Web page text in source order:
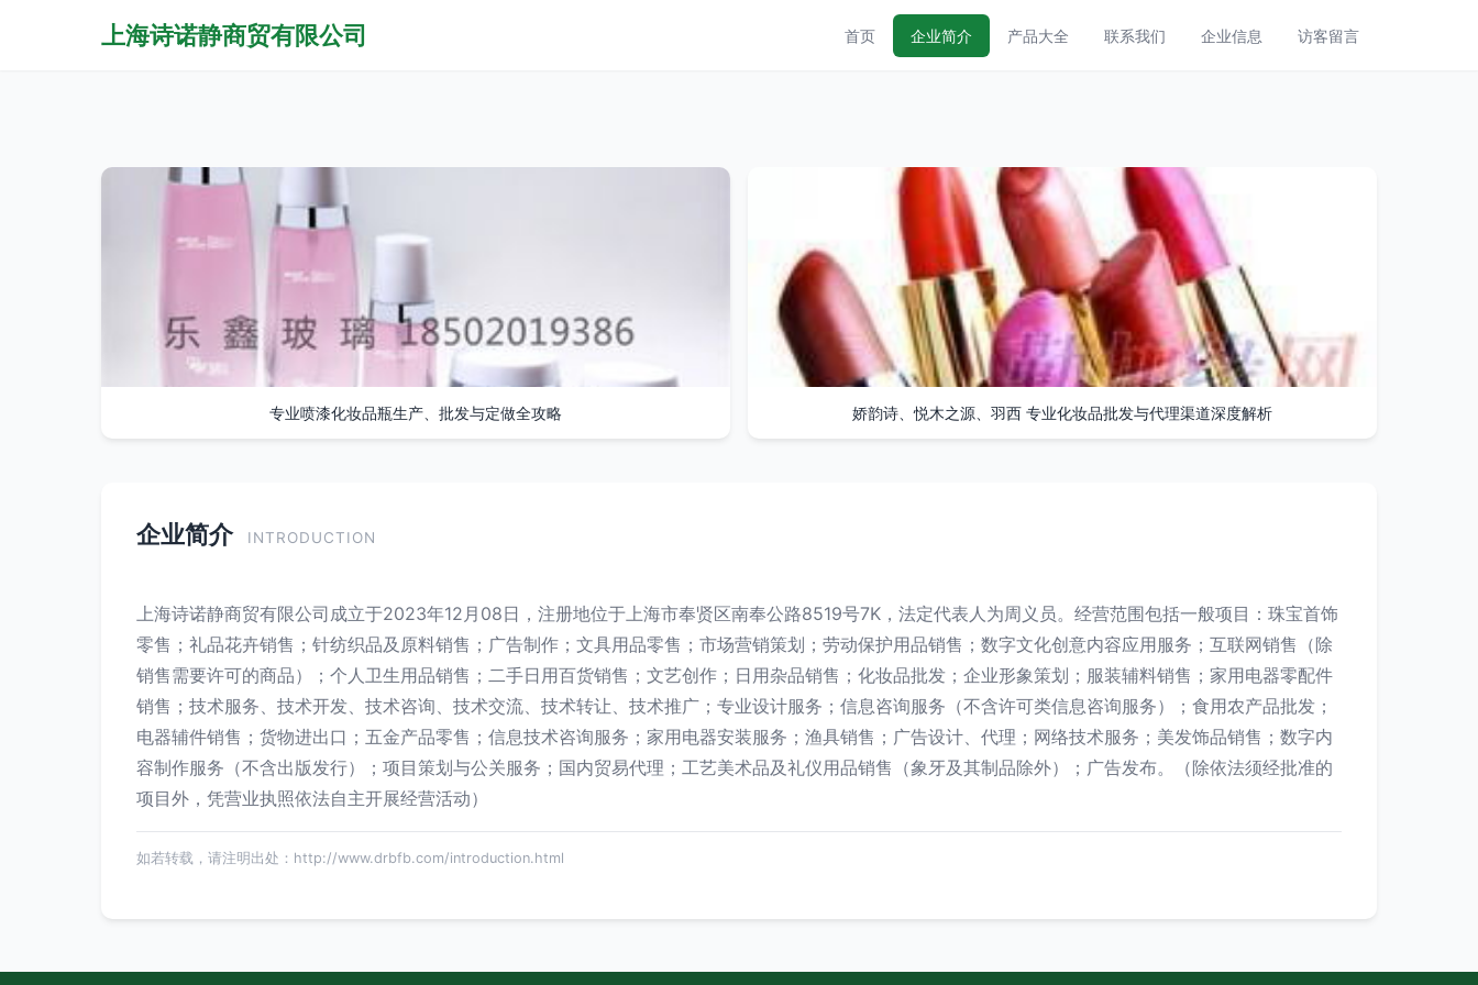
上海诗诺静商贸有限公司 首页 企业简介 产品大全 联系我们 企业信息 访客留言
专业喷漆化妆品瓶生产、批发与定做全攻略 娇韵诗、悦木之源、羽西 专业化妆品批发与代理渠道深度解析
企业简介 INTRODUCTION
上海诗诺静商贸有限公司成立于2023年12月08日，注册地位于上海市奉贤区南奉公路8519号7K，法定代表人为周义员。经营范围包括一般项目：珠宝首饰
零售；礼品花卉销售；针纺织品及原料销售；广告制作；文具用品零售；市场营销策划；劳动保护用品销售；数字文化创意内容应用服务；互联网销售（除
销售需要许可的商品）；个人卫生用品销售；二手日用百货销售；文艺创作；日用杂品销售；化妆品批发；企业形象策划；服装辅料销售；家用电器零配件
销售；技术服务、技术开发、技术咨询、技术交流、技术转让、技术推广；专业设计服务；信息咨询服务（不含许可类信息咨询服务）；食用农产品批发；
电器辅件销售；货物进出口；五金产品零售；信息技术咨询服务；家用电器安装服务；渔具销售；广告设计、代理；网络技术服务；美发饰品销售；数字内
容制作服务（不含出版发行）；项目策划与公关服务；国内贸易代理；工艺美术品及礼仪用品销售（象牙及其制品除外）；广告发布。（除依法须经批准的
项目外，凭营业执照依法自主开展经营活动）
如若转载，请注明出处：http://www.drbfb.com/introduction.html